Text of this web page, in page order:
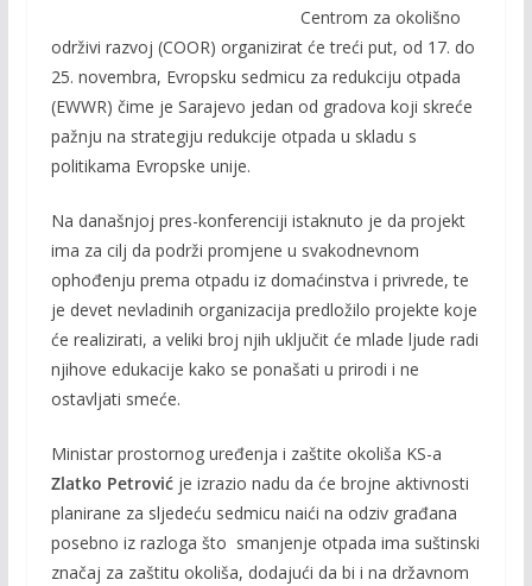
Centrom za okolišno
održivi razvoj (COOR) organizirat će treći put, od 17. do
25. novembra, Evropsku sedmicu za redukciju otpada
(EWWR) čime je Sarajevo jedan od gradova koji skreće
pažnju na strategiju redukcije otpada u skladu s
politikama Evropske unije.
Na današnjoj pres-konferenciji istaknuto je da projekt
ima za cilj da podrži promjene u svakodnevnom
ophođenju prema otpadu iz domaćinstva i privrede, te
je devet nevladinih organizacija predložilo projekte koje
će realizirati, a veliki broj njih uključit će mlade ljude radi
njihove edukacije kako se ponašati u prirodi i ne
ostavljati smeće.
Ministar prostornog uređenja i zaštite okoliša KS-a
Zlatko Petrovićje izrazio nadu da će brojne aktivnosti
planirane za sljedeću sedmicu naići na odziv građana
posebno iz razloga što smanjenje otpada ima suštinski
značaj za zaštitu okoliša, dodajući da bi i na državnom